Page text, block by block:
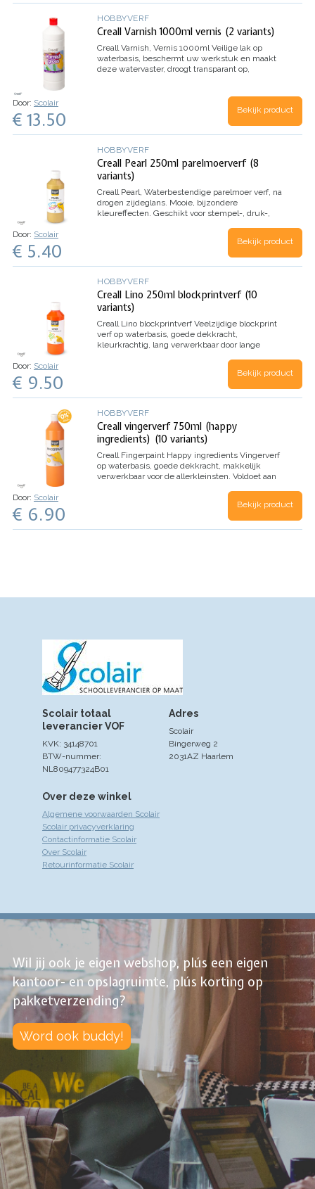
HOBBYVERF
Creall Varnish 1000ml vernis (2 variants)
Creall Varnish, Vernis 1000ml Veilige lak op
waterbasis, beschermt uw werkstuk en maakt
deze watervaster, droogt transparant op,
Door: Scolair
€ 13.50 Bekijk product
HOBBYVERF
Creall Pearl 250ml parelmoerverf (8
variants)
Creall Pearl, Waterbestendige parelmoer verf, na
drogen zijdeglans. Mooie, bijzondere
kleureffecten. Geschikt voor stempel-, druk-,
Door: Scolair
€ 5.40 Bekijk product
HOBBYVERF
Creall Lino 250ml blockprintverf (10
variants)
Creall Lino blockprintverf Veelzijdige blockprint
verf op waterbasis, goede dekkracht,
kleurkrachtig, lang verwerkbaar door lange
Door: Scolair
€ 9.50 Bekijk product
HOBBYVERF
Creall vingerverf 750ml (happy
ingredients) (10 variants)
Creall Fingerpaint Happy ingredients Vingerverf
op waterbasis, goede dekkracht, makkelijk
verwerkbaar voor de allerkleinsten. Voldoet aan
Door: Scolair
€ 6.90 Bekijk product
Over deze winkel
Algemene voorwaarden Scolair
Scolair privacyverklaring
Contactinformatie Scolair
Over Scolair
Retourinformatie Scolair
Adres
Scolair
Bingerweg 2
2031AZ Haarlem
Scolair totaal
leverancier VOF
KVK: 34148701
BTW-nummer:
NL809477324B01
Wil jij ook je eigen webshop, plús een eigen
kantoor- en opslagruimte, plús korting op
pakketverzending?
Word ook buddy!